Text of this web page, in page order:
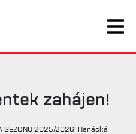
zahájen!
SEZÓNU 2025/2026! Hanácká